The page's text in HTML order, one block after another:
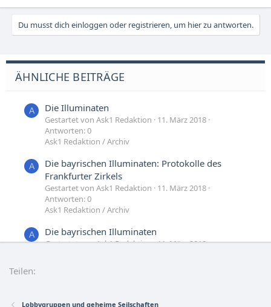
Du musst dich einloggen oder registrieren, um hier zu antworten.
ÄHNLICHE BEITRÄGE
A Die Illuminaten
Gestartet von Ask1 Redaktion
11. März 2018
Antworten: 0
Ask1 Redaktion / Archiv
A
Die bayrischen Illuminaten: Protokolle des
Frankfurter Zirkels
Gestartet von Ask1 Redaktion
11. März 2018
Antworten: 0
Ask1 Redaktion / Archiv
A Die bayrischen Illuminaten
Gestartet von Ask1 Redaktion 11. März 2018
Gestartet von daria 7. März 2008
Teilen:
Lobbygruppen und geheime Seilschaften